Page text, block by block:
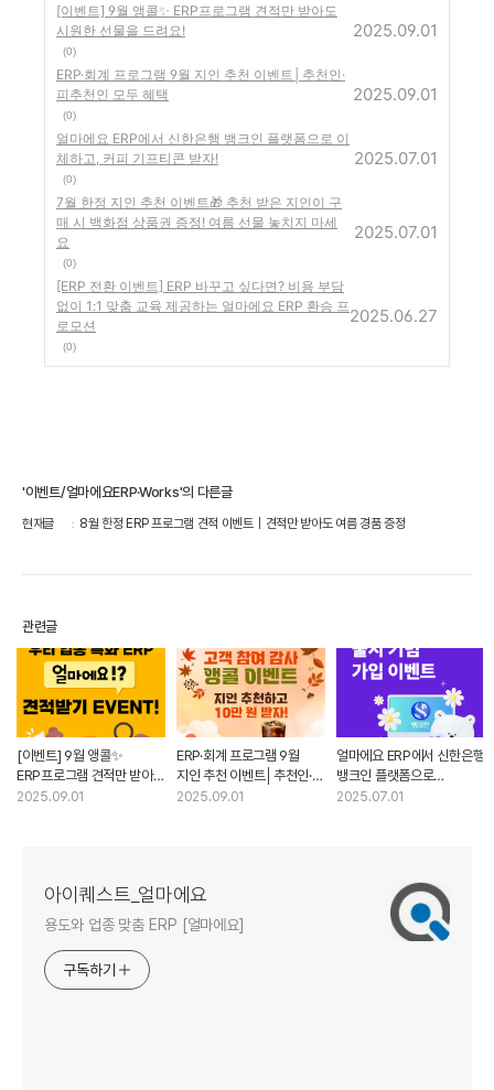
[이벤트] 9월 앵콜✨ ERP프로그램 견적만 받아도
시원한 선물을 드려요!
(0)
2025.09.01
ERP·회계 프로그램 9월 지인 추천 이벤트│추천인·
피추천인 모두 혜택
(0)
2025.09.01
얼마에요 ERP에서 신한은행 뱅크인 플랫폼으로 이
체하고, 커피 기프티콘 받자!
(0)
2025.07.01
7월 한정 지인 추천 이벤트🎁 추천 받은 지인이 구
매 시 백화점 상품권 증정! 여름 선물 놓치지 마세
요
(0)
2025.07.01
[ERP 전환 이벤트] ERP 바꾸고 싶다면? 비용 부담
없이 1:1 맞춤 교육 제공하는 얼마에요 ERP 환승 프
로모션
(0)
2025.06.27
'이벤트/얼마에요ERP·Works'의 다른글
현재글 8월 한정 ERP 프로그램 견적 이벤트｜견적만 받아도 여름 경품 증정
관련글
[이벤트] 9월 앵콜✨
ERP프로그램 견적만 받아도
시원한 선물을 드려요!
2025.09.01
ERP·회계 프로그램 9월
지인 추천 이벤트│추천인·
피추천인 모두 혜택
2025.09.01
얼마에요 ERP에서 신한은행
뱅크인 플랫폼으로
이체하고, 커피 기프티콘
2025.07.01
아이퀘스트_얼마에요
용도와 업종 맞춤 ERP [얼마에요]
구독하기